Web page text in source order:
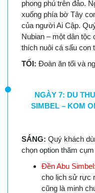
phong phú trên đảo.
xuống phía bờ Tây
của người Ai Cập.
Nubian – một dân
thích nuôi cá sấu con
TỐI: Đoàn ăn tối và
NGÀY 7: DU
SIMBEL – KOM
SÁNG: Quý khách
chọn option thăm
Đền Abu Simbel:
cho lịch sử rực
cũng là minh